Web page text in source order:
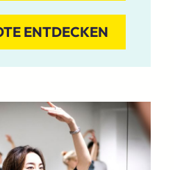
ENTDECKEN